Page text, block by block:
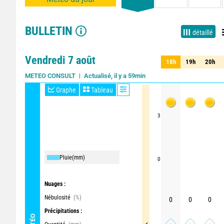
BULLETIN détaillé
Vendredi 7 août
METEO CONSULT Actualisé, il y a 59min
Graphe Tableau
Pluie(mm)
Nuages :
Nébulosité (%)
Précipitations :
3
0
18h 19h 20h
18h 19h 20h
0 0 0